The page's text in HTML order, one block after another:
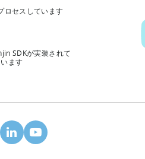
ロセスしています
SDKが実装されて
います